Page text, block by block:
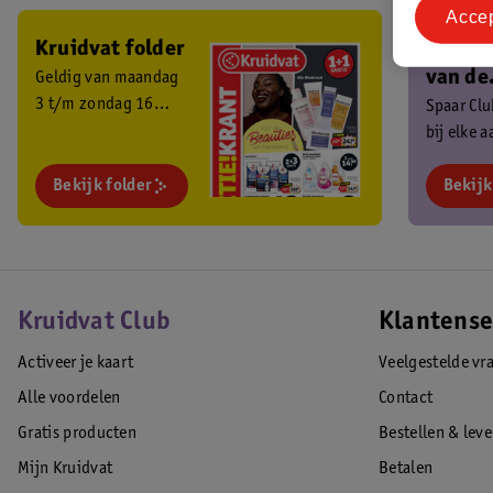
Kruidvat folder
Geldig van maandag
3 t/m zondag 16
Bekijk folder
Ben
van de
Club?
Spaar
bij elke
Kruidvat Club
Activeer je kaart
Alle voordelen
Gratis producten
Mijn Kruidvat
Veelgestelde
Contact
Bestellen &
Betalen